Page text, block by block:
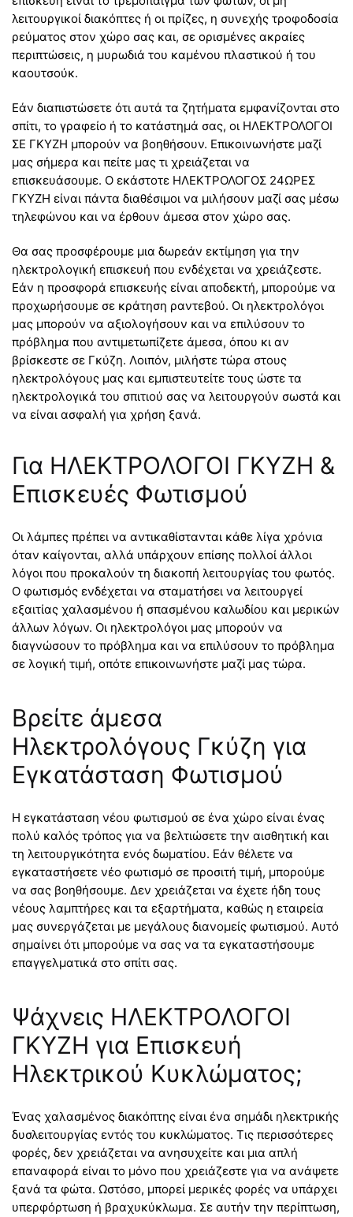
λειτουργικοί διακόπτες ή οι πρίζες, η συνεχής τροφοδοσία
ρεύματος στον χώρο σας και, σε ορισμένες ακραίες
περιπτώσεις, η μυρωδιά του καμένου πλαστικού ή του
καουτσούκ.
Εάν διαπιστώσετε ότι αυτά τα ζητήματα εμφανίζονται στο
σπίτι, το γραφείο ή το κατάστημά σας, οι ΗΛΕΚΤΡΟΛΟΓΟΙ
ΣΕ ΓΚΥΖΗ μπορούν να βοηθήσουν. Επικοινωνήστε μαζί
μας σήμερα και πείτε μας τι χρειάζεται να
επισκευάσουμε. Ο εκάστοτε ΗΛΕΚΤΡΟΛΟΓΟΣ 24ΩΡΕΣ
ΓΚΥΖΗ είναι πάντα διαθέσιμοι να μιλήσουν μαζί σας μέσω
τηλεφώνου και να έρθουν άμεσα στον χώρο σας.
Θα σας προσφέρουμε μια δωρεάν εκτίμηση για την
ηλεκτρολογική επισκευή που ενδέχεται να χρειάζεστε.
Εάν η προσφορά επισκευής είναι αποδεκτή, μπορούμε να
προχωρήσουμε σε κράτηση ραντεβού. Οι ηλεκτρολόγοι
μας μπορούν να αξιολογήσουν και να επιλύσουν το
πρόβλημα που αντιμετωπίζετε άμεσα, όπου κι αν
βρίσκεστε σε Γκύζη. Λοιπόν, μιλήστε τώρα στους
ηλεκτρολόγους μας και εμπιστευτείτε τους ώστε τα
ηλεκτρολογικά του σπιτιού σας να λειτουργούν σωστά και
να είναι ασφαλή για χρήση ξανά.
Για ΗΛΕΚΤΡΟΛΟΓΟΙ ΓΚΥΖΗ &
Επισκευές Φωτισμού
Οι λάμπες πρέπει να αντικαθίστανται κάθε λίγα χρόνια
όταν καίγονται, αλλά υπάρχουν επίσης πολλοί άλλοι
λόγοι που προκαλούν τη διακοπή λειτουργίας του φωτός.
Ο φωτισμός ενδέχεται να σταματήσει να λειτουργεί
εξαιτίας χαλασμένου ή σπασμένου καλωδίου και μερικών
άλλων λόγων. Οι ηλεκτρολόγοι μας μπορούν να
διαγνώσουν το πρόβλημα και να επιλύσουν το πρόβλημα
σε λογική τιμή, οπότε επικοινωνήστε μαζί μας τώρα.
Βρείτε άμεσα
Ηλεκτρολόγους Γκύζη για
Εγκατάσταση Φωτισμού
Η εγκατάσταση νέου φωτισμού σε ένα χώρο είναι ένας
πολύ καλός τρόπος για να βελτιώσετε την αισθητική και
τη λειτουργικότητα ενός δωματίου. Εάν θέλετε να
εγκαταστήσετε νέο φωτισμό σε προσιτή τιμή, μπορούμε
να σας βοηθήσουμε. Δεν χρειάζεται να έχετε ήδη τους
νέους λαμπτήρες και τα εξαρτήματα, καθώς η εταιρεία
μας συνεργάζεται με μεγάλους διανομείς φωτισμού. Αυτό
σημαίνει ότι μπορούμε να σας να τα εγκαταστήσουμε
επαγγελματικά στο σπίτι σας.
Ψάχνεις ΗΛΕΚΤΡΟΛΟΓΟΙ
ΓΚΥΖΗ για Επισκευή
Ηλεκτρικού Κυκλώματος;
Ένας χαλασμένος διακόπτης είναι ένα σημάδι ηλεκτρικής
δυσλειτουργίας εντός του κυκλώματος. Τις περισσότερες
φορές, δεν χρειάζεται να ανησυχείτε και μια απλή
επαναφορά είναι το μόνο που χρειάζεστε για να ανάψετε
ξανά τα φώτα. Ωστόσο, μπορεί μερικές φορές να υπάρχει
υπερφόρτωση ή βραχυκύκλωμα. Σε αυτήν την περίπτωση,